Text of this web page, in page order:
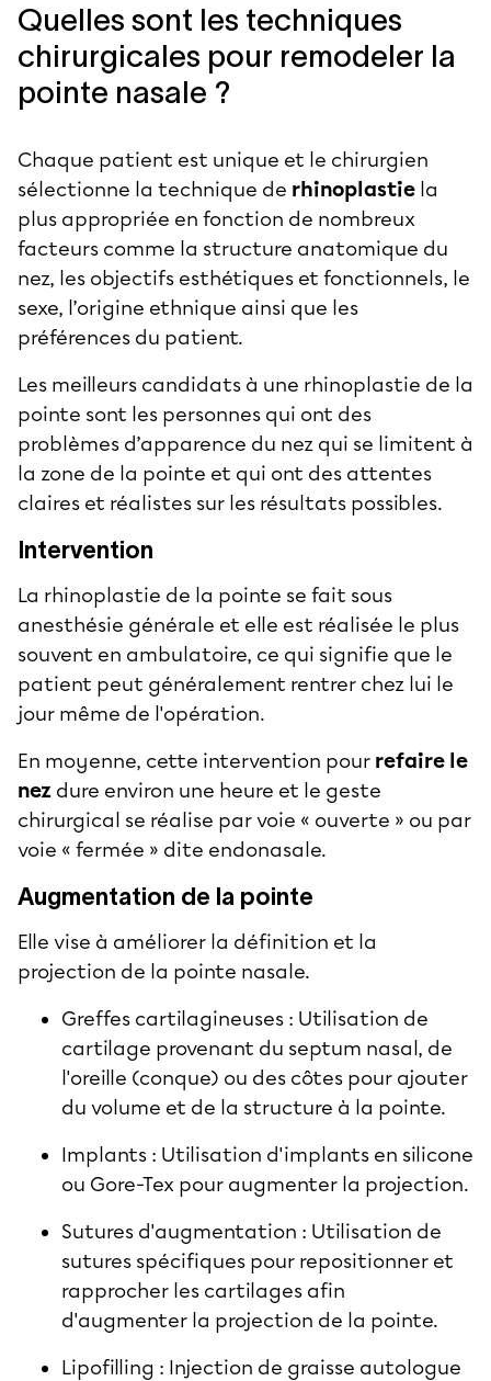
Quelles sont les techniques
chirurgicales pour remodeler la
pointe nasale ?
Chaque patient est unique et le chirurgien
sélectionne la technique de rhinoplastie la
plus appropriée en fonction de nombreux
facteurs comme la structure anatomique du
nez, les objectifs esthétiques et fonctionnels, le
sexe, l’origine ethnique ainsi que les
préférences du patient.
Les meilleurs candidats à une rhinoplastie de la
pointe sont les personnes qui ont des
problèmes d’apparence du nez qui se limitent à
la zone de la pointe et qui ont des attentes
claires et réalistes sur les résultats possibles.
Intervention
La rhinoplastie de la pointe se fait sous
anesthésie générale et elle est réalisée le plus
souvent en ambulatoire, ce qui signifie que le
patient peut généralement rentrer chez lui le
jour même de l'opération.
En moyenne, cette intervention pour refaire le
nez dure environ une heure et le geste
chirurgical se réalise par voie « ouverte » ou par
voie « fermée » dite endonasale.
Augmentation de la pointe
Elle vise à améliorer la définition et la
projection de la pointe nasale.
Greffes cartilagineuses : Utilisation de
cartilage provenant du septum nasal, de
l'oreille (conque) ou des côtes pour ajouter
du volume et de la structure à la pointe.
Implants : Utilisation d'implants en silicone
ou Gore-Tex pour augmenter la projection.
Sutures d'augmentation : Utilisation de
sutures spécifiques pour repositionner et
rapprocher les cartilages afin
d'augmenter la projection de la pointe.
Lipofilling : Injection de graisse autologue